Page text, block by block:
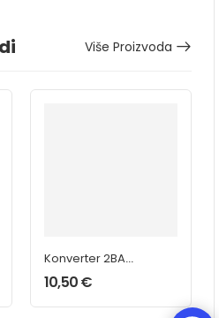
Više Proizvoda
Konverter 2BA
Silver Type S
25mm
10,50€